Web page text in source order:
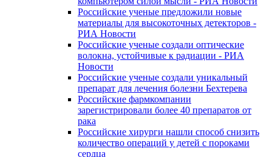
Российские ученые предложили новые
материалы для высокоточных детекторов -
РИА Новости
Российские ученые создали оптические
волокна, устойчивые к радиации - РИА
Новости
Российские ученые создали уникальный
препарат для лечения болезни Бехтерева
Российские фармкомпании
зарегистрировали более 40 препаратов от
рака
Российские хирурги нашли способ снизить
количество операций у детей с пороками
сердца